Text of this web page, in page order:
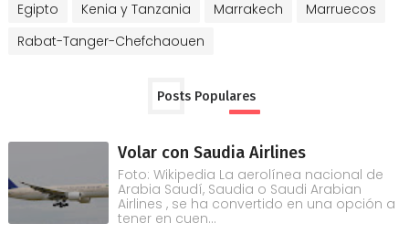
Egipto Kenia y Tanzania Marrakech
Marruecos
Rabat-Tanger-Chefchaouen
Posts Populares
Volar con Saudia Airlines
Foto: Wikipedia La aerolínea nacional de
Arabia Saudí, Saudia o Saudi Arabian
Airlines , se ha convertido en una opción a
tener en cuen...